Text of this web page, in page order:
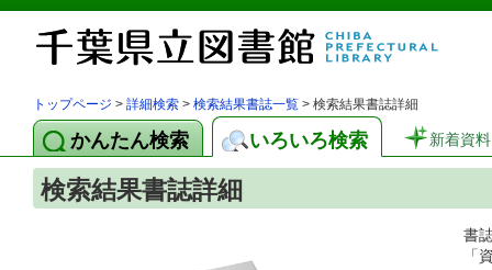
トップページ > 詳細検索 > 検索結果書誌一覧 > 検索結果書誌詳細
かんたん検索 いろいろ検索 新着資料
検索結果書誌詳細
書
「